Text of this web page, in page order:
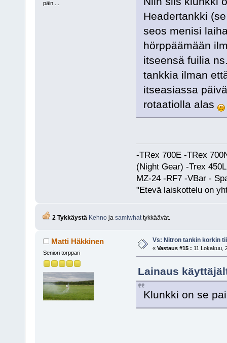
päin....
Headertankki
seos menisi
hörppäämään
itseensä fuilia
tankkia ilman
itseasiassa
rotaatiolla alas
-TRex 700E -TRex
(Night Gear) -Trex
MZ-24 -RF7 -VBar -
"Etevä laiskottelu on
2 Tykkäystä Kehnoja samiwhattykkäävät.
Matti Häkkinen
Seniori torppari
Vs: Nitron tankin korkin
« Vastaus #15 : 11 Lokakuu,
Lainaus
Klunkki on se